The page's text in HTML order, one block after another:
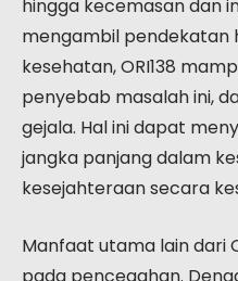
hingga kecemasan dan
mengambil pendekatan
kesehatan, ORI138
penyebab masalah ini,
gejala. Hal ini dapat
jangka panjang dalam
kesejahteraan secara
Manfaat utama lain dari